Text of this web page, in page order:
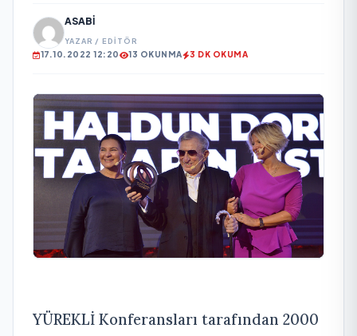
ASABI
YAZAR / EDITÖR
17.10.2022 12:20 13 OKUNMA 3 DK OKUMA
YÜREKLİ Konferansları tarafından 2000